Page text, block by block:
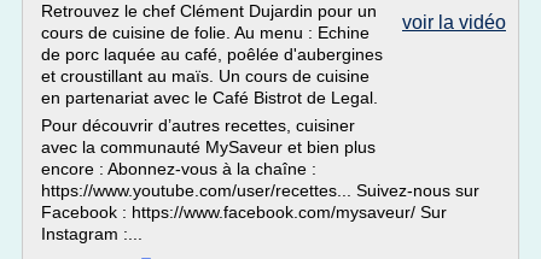
voir la vidéo
Retrouvez le chef Clément Dujardin pour un
cours de cuisine de folie. Au menu : Echine
de porc laquée au café, poêlée d'aubergines
et croustillant au maïs. Un cours de cuisine
en partenariat avec le Café Bistrot de Legal.
Pour découvrir d’autres recettes, cuisiner
avec la communauté MySaveur et bien plus
encore : Abonnez-vous à la chaîne :
https://www.youtube.com/user/recettes... Suivez-nous sur
Facebook : https://www.facebook.com/mysaveur/ Sur
Instagram :...